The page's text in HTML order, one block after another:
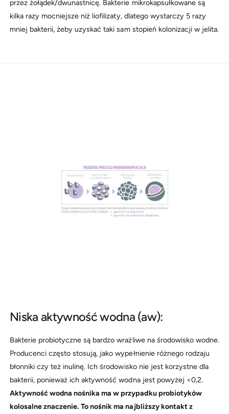
przez żołądek/dwunastnicę. Bakterie mikrokapsułkowane są
kilka razy mocniejsze niż liofilizaty, dlatego wystarczy 5 razy
mniej bakterii, żeby uzyskać taki sam stopień kolonizacji w jelita.
Niska aktywność wodna (aw):
Bakterie probiotyczne są bardzo wrażliwe na środowisko wodne.
Producenci często stosują, jako wypełnienie różnego rodzaju
błonniki czy też inulinę. Ich środowisko nie jest korzystne dla
bakterii, ponieważ ich aktywność wodna jest powyżej <0,2.
Aktywność wodna nośnika ma w przypadku probiotyków
kolosalne znaczenie. To nośnik ma najbliższy kontakt z